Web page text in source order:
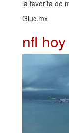
la favorita de
Gluc.mx
nfl hoy